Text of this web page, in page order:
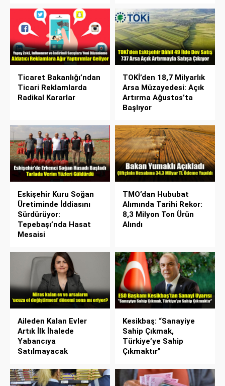
Ticaret Bakanlığı’ndan
Ticari Reklamlarda
Radikal Kararlar
TOKİ’den 18,7 Milyarlık
Arsa Müzayedesi: Açık
Artırma Ağustos’ta
Başlıyor
Eskişehir Kuru Soğan
Üretiminde İddiasını
Sürdürüyor:
Tepebaşı’nda Hasat
Mesaisi
TMO’dan Hububat
Alımında Tarihi Rekor:
8,3 Milyon Ton Ürün
Alındı
Aileden Kalan Evler
Artık İlk İhalede
Yabancıya
Satılmayacak
Kesikbaş: “Sanayiye
Sahip Çıkmak,
Türkiye’ye Sahip
Çıkmaktır”